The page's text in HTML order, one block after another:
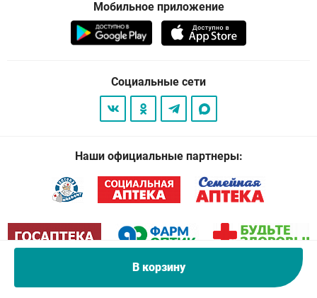
В корзину
Мобильное приложение
Социальные сети
Наши официальные партнеры: